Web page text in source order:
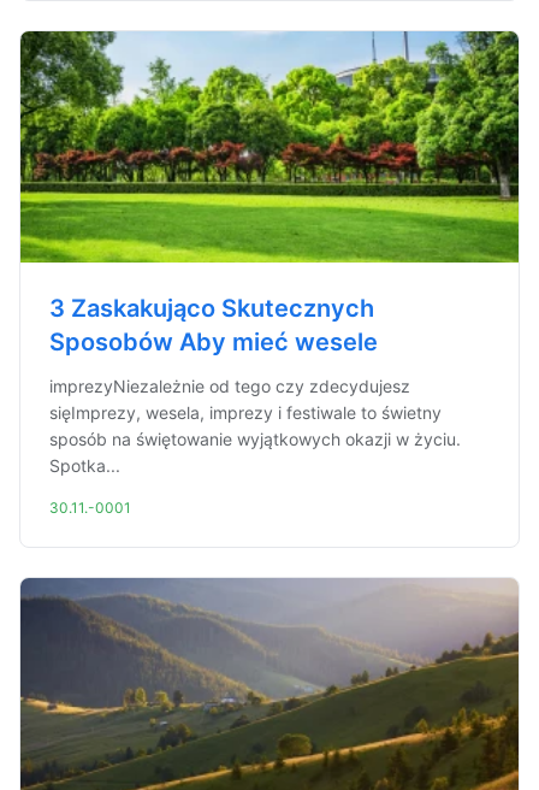
3 Zaskakująco Skutecznych
Sposobów Aby mieć wesele
imprezyNiezależnie od tego czy zdecydujesz
sięImprezy, wesela, imprezy i festiwale to świetny
sposób na świętowanie wyjątkowych okazji w życiu.
Spotka...
30.11.-0001